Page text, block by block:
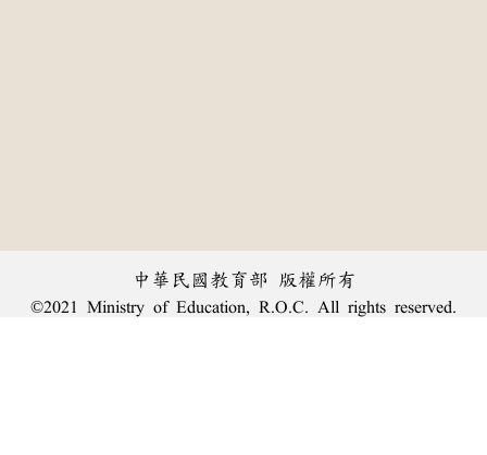
中華民國教育部 版權所有
©2021 Ministry of Education, R.O.C. All rights reserved.